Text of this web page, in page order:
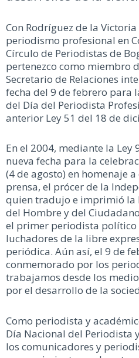
Con Rodríguez de la
periodismo profesional en
Círculo de Periodistas de
pertenezco como miembro
Secretario de Relaciones
fecha del 9 de febrero para
del Día del Periodista
anterior Ley 51 del 18 de
En el 2004, mediante la Ley
nueva fecha para la
(4 de agosto) en homenaje
prensa, el prócer de la
quien tradujo e imprimió la
del Hombre y del
el primer periodista político
luchadores de la libre
periódica. Aún así, el 9 de
conmemorado por los
trabajamos desde los
por el desarrollo de la
Como periodista y
Día Nacional del Periodista
los comunicadores y